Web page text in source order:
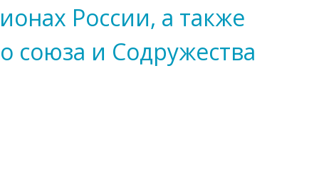
России, а также
союза и Содружества